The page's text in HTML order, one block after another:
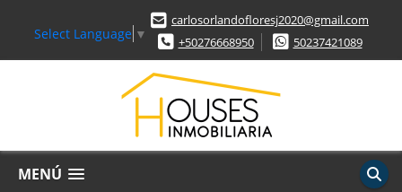
Select Language ▼
carlosorlandofloresj2020@gmail.com
+50276668950
50237421089
MENÚ